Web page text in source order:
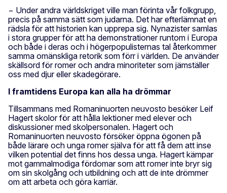
− Under andra världskriget ville man förinta vår folkgrupp,
precis på samma sätt som judarna. Det har efterlämnat en
rädsla för att historien kan upprepa sig. Nynazister samlas
i stora grupper för att ha demonstrationer runtom i Europa
och både i deras och i högerpopulisternas tal återkommer
samma omänskliga retorik som förr i världen. De använder
skällsord för romer och andra minoriteter som jämställer
oss med djur eller skadegörare.
I framtidens Europa kan alla ha drömmar
Tillsammans med Romaninuorten neuvosto besöker Leif
Hagert skolor för att hålla lektioner med elever och
diskussioner med skolpersonalen. Hagert och
Romaninuorten neuvosto försöker öppna ögonen på
både lärare och unga romer själva för att få dem att inse
vilken potential det finns hos dessa unga. Hagert kämpar
mot gammalmodiga fördomar som att romer inte bryr sig
om sin skolgång och utbildning och att de inte drömmer
om att arbeta och göra karriär.